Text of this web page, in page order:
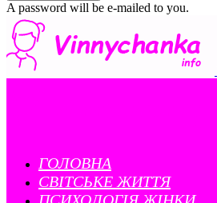
A password will be e-mailed to you.
ГОЛОВНА
CВІТСЬКЕ ЖИТТЯ